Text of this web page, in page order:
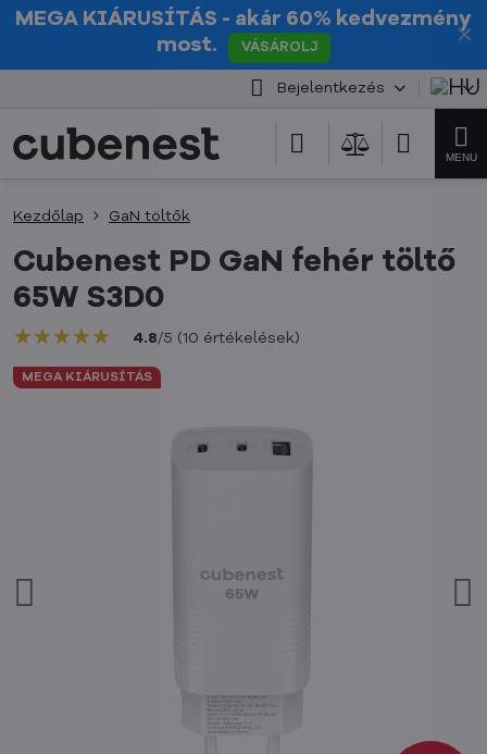
✕
MEGA KIÁRUSÍTÁS - akár 60% kedvezmény
most.
VÁSÁROLJ
Bejelentkezés
MEGA KIÁRUSÍTÁS
Kezdőlap GaN töltők
Cubenest PD GaN fehér töltő
65W S3D0
★★★★★
★★★★★
★★★★★ 4.8/5 (10 értékelések)